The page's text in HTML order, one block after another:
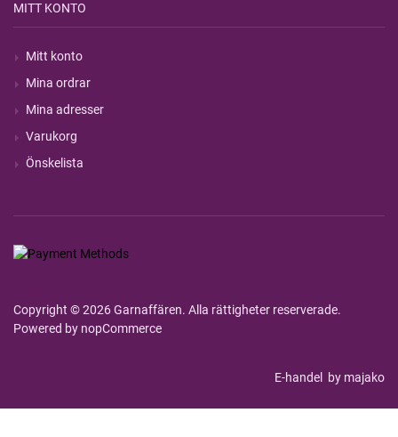
MITT KONTO
Mitt konto
Mina ordrar
Mina adresser
Varukorg
Önskelista
Copyright © 2026 Garnaffären. Alla rättigheter reserverade.
Powered by nopCommerce
E-handel by majako